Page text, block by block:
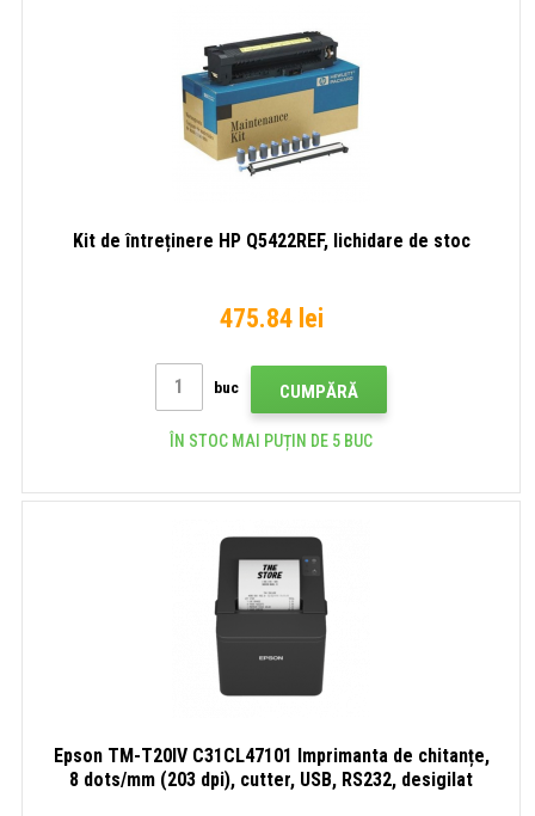
Kit de întreținere HP Q5422REF, lichidare de stoc
475.84 lei
buc CUMPĂRĂ
ÎN STOC MAI PUȚIN DE 5 BUC
Epson TM-T20IV C31CL47101 Imprimanta de chitanțe,
8 dots/mm (203 dpi), cutter, USB, RS232, desigilat